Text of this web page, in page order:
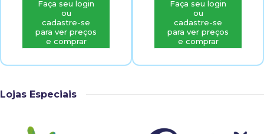
Faça seu login
ou
cadastre-se
para ver preços
e comprar
Faça seu login
ou
cadastre-se
para ver preços
e comprar
Lojas Especiais